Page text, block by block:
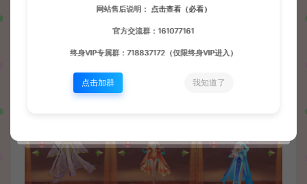
网站售后说明： 点击查看（必看）
官方交流群：161077161
终身VIP专属群：718837172（仅限终身VIP进入）
点击加群 我知道了